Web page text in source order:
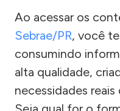
Ao acessar os
Sebrae/PR, você
consumindo
alta qualidade,
necessidades